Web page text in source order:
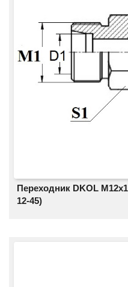
Переходник DKOL
12-45)